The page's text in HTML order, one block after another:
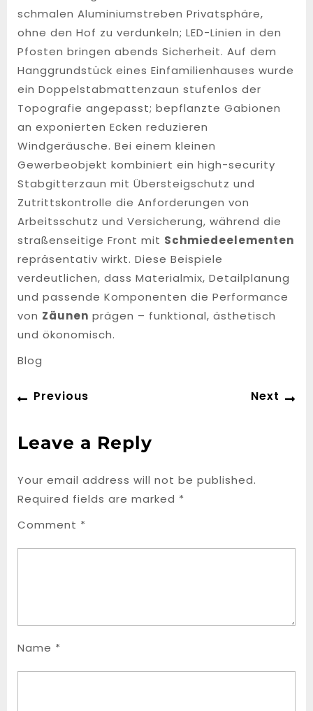
schmalen Aluminiumstreben Privatsphäre,
ohne den Hof zu verdunkeln; LED-Linien in den
Pfosten bringen abends Sicherheit. Auf dem
Hanggrundstück eines Einfamilienhauses wurde
ein Doppelstabmattenzaun stufenlos der
Topografie angepasst; bepflanzte Gabionen
an exponierten Ecken reduzieren
Windgeräusche. Bei einem kleinen
Gewerbeobjekt kombiniert ein high-security
Stabgitterzaun mit Übersteigschutz und
Zutrittskontrolle die Anforderungen von
Arbeitsschutz und Versicherung, während die
straßenseitige Front mit Schmiedeelementen
repräsentativ wirkt. Diese Beispiele
verdeutlichen, dass Materialmix, Detailplanung
und passende Komponenten die Performance
von Zäunen prägen – funktional, ästhetisch
und ökonomisch.
Blog
Post
navigation
Previous Next
Leave a Reply
Your email address will not be published.
Required fields are marked *
Comment *
Name *